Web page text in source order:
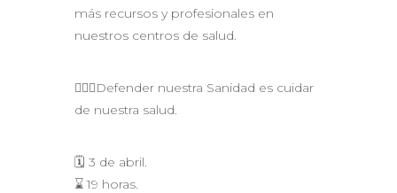
más recursos y profesionales en
nuestros centros de salud.
👩🏾‍⚕Defender nuestra Sanidad es cuidar
de nuestra salud.
🗓 3 de abril.
⌛ 19 horas.